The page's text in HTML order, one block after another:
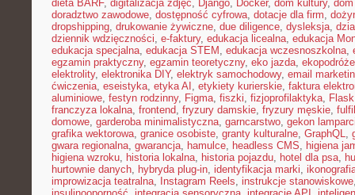
dieta BARF, digitalizacja zdjęć, Django, Docker, dom kultury,
doradztwo zawodowe, dostępność cyfrowa, dotacje dla firm,
dropshipping, drukowanie żywiczne, due diligence, dysleksja,
dziennik wdzięczności, e-faktury, edukacja licealna, edukacja
edukacja specjalna, edukacja STEM , edukacja wczesnoszkolna,
egzamin praktyczny, egzamin teoretyczny, eko jazda, ekopodróże
elektrolity, elektronika DIY, elektryk samochodowy, email
ćwiczenia, eseistyka, etyka AI , etykiety kurierskie, faktura
aluminiowe, festyn rodzinny, Figma, fiszki, fizjoprofilaktyka, Flask
franczyza lokalna, frontend, fryzury damskie, fryzury męskie,
domowe, garderoba minimalistyczna, garncarstwo, gekon
grafika wektorowa, granice osobiste, granty kulturalne, GraphQL,
gwara regionalna, gwarancja, hamulce, headless CMS, higiena
higiena wzroku, historia lokalna, historia pojazdu, hotel dla psa,
hurtownie danych, hybryda plug-in, identyfikacja marki,
improwizacja teatralna, Instagram Reels, instrukcje stanowiskowe